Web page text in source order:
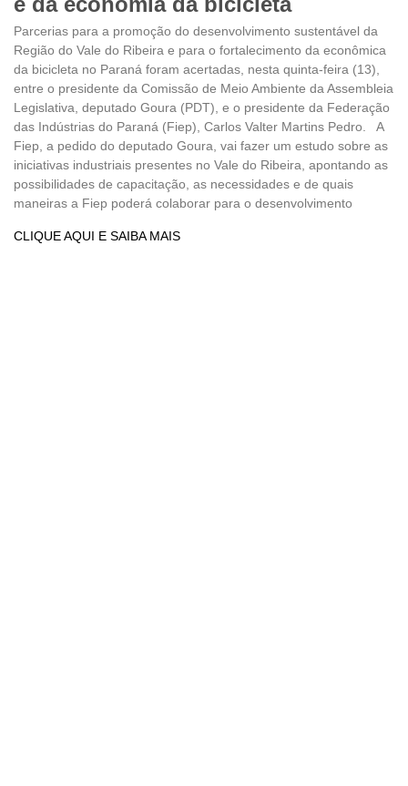
Parcerias para a promoção do desenvolvimento sustentável da
Região do Vale do Ribeira e para o fortalecimento da econômica
da bicicleta no Paraná foram acertadas, nesta quinta-feira (13),
entre o presidente da Comissão de Meio Ambiente da Assembleia
Legislativa, deputado Goura (PDT), e o presidente da Federação
das Indústrias do Paraná (Fiep), Carlos Valter Martins Pedro. A
Fiep, a pedido do deputado Goura, vai fazer um estudo sobre as
iniciativas industriais presentes no Vale do Ribeira, apontando as
possibilidades de capacitação, as necessidades e de quais
maneiras a Fiep poderá colaborar para o desenvolvimento
CLIQUE AQUI E SAIBA MAIS